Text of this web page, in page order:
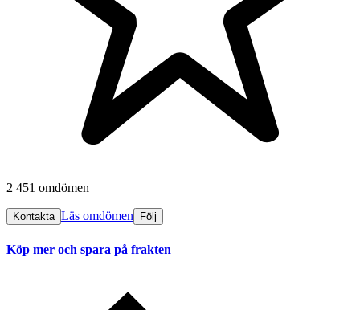
2 451 omdömen
Kontakta Läs omdömen Följ
Köp mer och spara på frakten